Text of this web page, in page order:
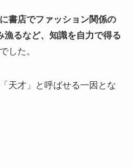
書店でファッション関係の
漁るなど、知識を自力で得る
した。
天才」と呼ばせる一因とな